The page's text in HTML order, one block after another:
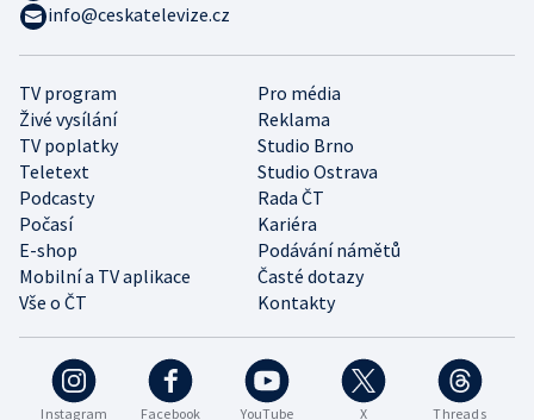
Instagram Facebook YouTube X Threads
TV program
Pro média
Živé vysílání
Reklama
TV poplatky
Studio Brno
Teletext
Studio Ostrava
Podcasty
Rada ČT
Počasí
Kariéra
E-shop
Podávání námětů
Mobilní a TV aplikace
Časté dotazy
Vše o ČT
Kontakty
info@ceskatelevize.cz